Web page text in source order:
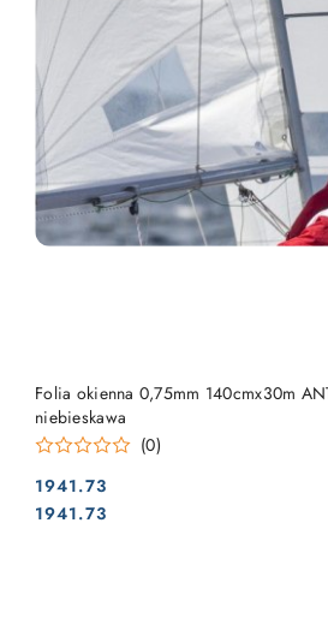
Folia okienna 0,75mm 140cmx30m
niebieskawa
(0)
Cena:
1941.73
Cena:
1941.73